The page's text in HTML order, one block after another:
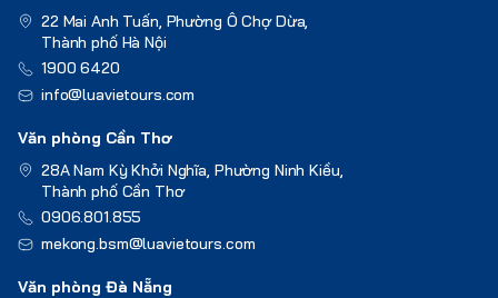
22 Mai Anh Tuấn, Phường Ô Chợ Dừa,
Thành phố Hà Nội
1900 6420
info@luavietours.com
Văn phòng Cần Thơ
28A Nam Kỳ Khởi Nghĩa, Phường Ninh Kiều,
Thành phố Cần Thơ
0906.801.855
mekong.bsm@luavietours.com
Văn phòng Đà Nẵng